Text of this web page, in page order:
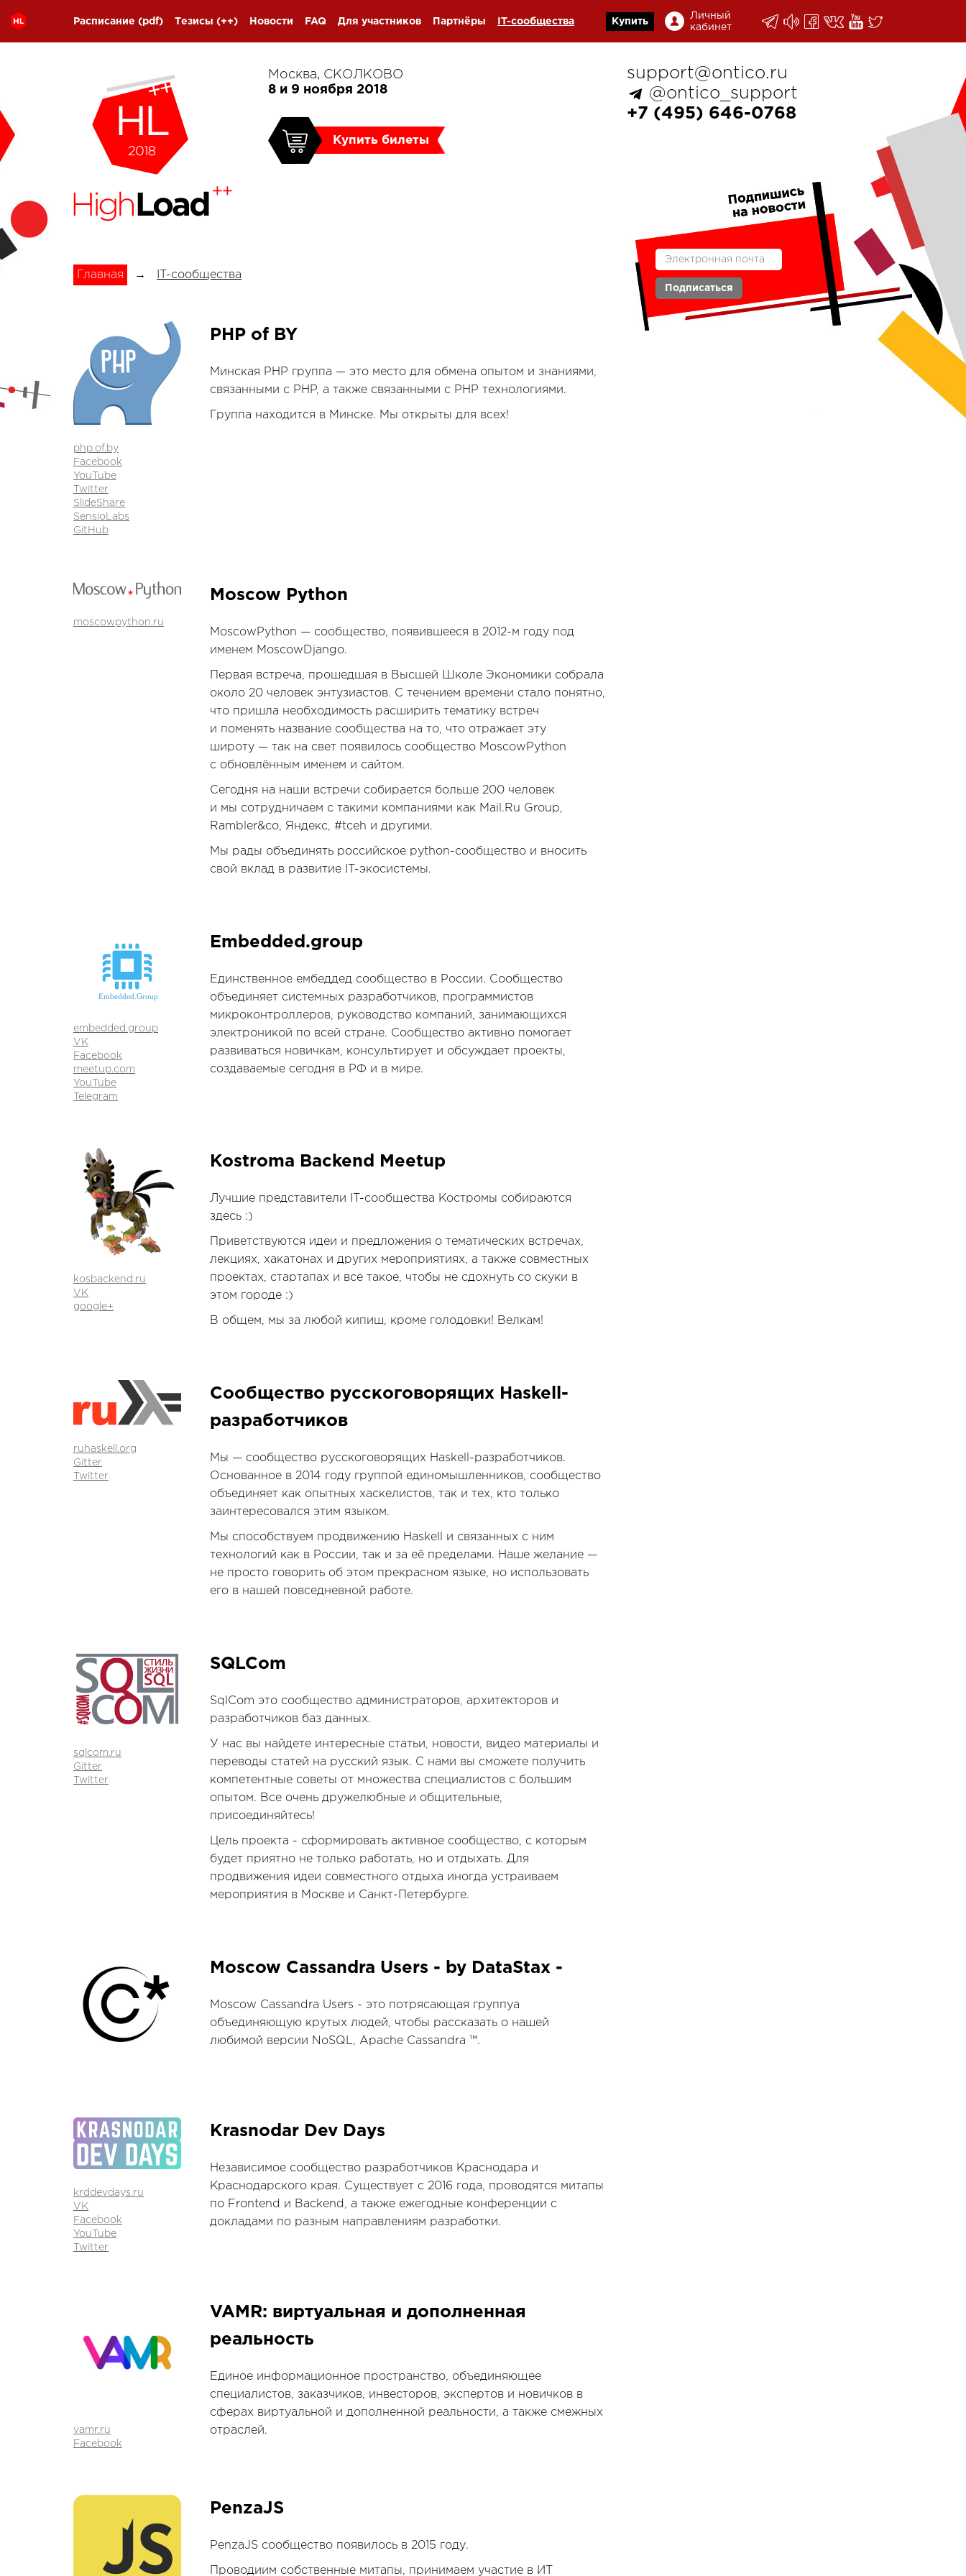
Купить
Личный
кабинет
Расписание (pdf) Тезисы (++) Новости FAQ Для участников Партнёры IT-сообщества
Москва, СКОЛКОВО
8 и 9 ноября 2018
Купить билеты
support@ontico.ru
@ontico_support
+7 (495) 646-0768
Главная → IT-сообщества
php.of.by
Facebook
YouTube
Twitter
SlideShare
SensioLabs
GitHub
PHP of BY
Минская PHP группа — это место для обмена опытом и знаниями,
связанными с PHP, а также связанными с PHP технологиями.
Группа находится в Минске. Мы открыты для всех!
moscowpython.ru
Moscow Python
MoscowPython — сообщество, появившееся в 2012-м году под
именем MoscowDjango.
Первая встреча, прошедшая в Высшей Школе Экономики собрала
около 20 человек энтузиастов. С течением времени стало понятно,
что пришла необходимость расширить тематику встреч
и поменять название сообщества на то, что отражает эту
широту — так на свет появилось сообщество MoscowPython
с обновлённым именем и сайтом.
Сегодня на наши встречи собирается больше 200 человек
и мы сотрудничаем с такими компаниями как Mail.Ru Group,
Rambler&co, Яндекс, #tceh и другими.
Мы рады объединять российское python-сообщество и вносить
свой вклад в развитие IT-экосистемы.
embedded.group
VK
Facebook
meetup.com
YouTube
Telegram
Embedded.group
Единственное ембеддед сообщество в России. Сообщество
объединяет системных разработчиков, программистов
микроконтроллеров, руководство компаний, занимающихся
электроникой по всей стране. Сообщество активно помогает
развиваться новичкам, консультирует и обсуждает проекты,
создаваемые сегодня в РФ и в мире.
kosbackend.ru
VK
google+
Kostroma Backend Meetup
Лучшие представители IT-сообщества Костромы собираются
здесь :)
Приветствуются идеи и предложения о тематических встречах,
лекциях, хакатонах и других мероприятиях, а также совместных
проектах, стартапах и все такое, чтобы не сдохнуть со скуки в
этом городе :)
В общем, мы за любой кипиш, кроме голодовки! Велкам!
ruhaskell.org
Gitter
Twitter
Сообщество русскоговорящих Haskell-
разработчиков
Мы — сообщество русскоговорящих Haskell-разработчиков.
Основанное в 2014 году группой единомышленников, сообщество
объединяет как опытных хаскелистов, так и тех, кто только
заинтересовался этим языком.
Мы способствуем продвижению Haskell и связанных с ним
технологий как в России, так и за её пределами. Наше желание —
не просто говорить об этом прекрасном языке, но использовать
его в нашей повседневной работе.
sqlcom.ru
Gitter
Twitter
SQLCom
SqlCom это сообщество администраторов, архитекторов и
разработчиков баз данных.
У нас вы найдете интересные статьи, новости, видео материалы и
переводы статей на русский язык. С нами вы сможете получить
компетентные советы от множества специалистов с большим
опытом. Все очень дружелюбные и общительные,
присоединяйтесь!
Цель проекта - сформировать активное сообщество, с которым
будет приятно не только работать, но и отдыхать. Для
продвижения идеи совместного отдыха иногда устраиваем
мероприятия в Москве и Санкт-Петербурге.
Moscow Cassandra Users - by DataStax -
Moscow Cassandra Users - это потрясающая группуа
объединяющую крутых людей, чтобы рассказать о нашей
любимой версии NoSQL, Apache Cassandra ™.
krddevdays.ru
VK
Facebook
YouTube
Twitter
Krasnodar Dev Days
Независимое сообщество разработчиков Краснодара и
Краснодарского края. Существует с 2016 года, проводятся митапы
по Frontend и Backend, а также ежегодные конференции с
докладами по разным направлениям разработки.
vamr.ru
Facebook
VAMR: виртуальная и дополненная
реальность
Единое информационное пространство, объединяющее
специалистов, заказчиков, инвесторов, экспертов и новичков в
сферах виртуальной и дополненной реальности, а также смежных
отраслей.
PenzaJS
PenzaJS сообщество появилось в 2015 году.
Проводиим собственные митапы, принимаем участие в ИТ